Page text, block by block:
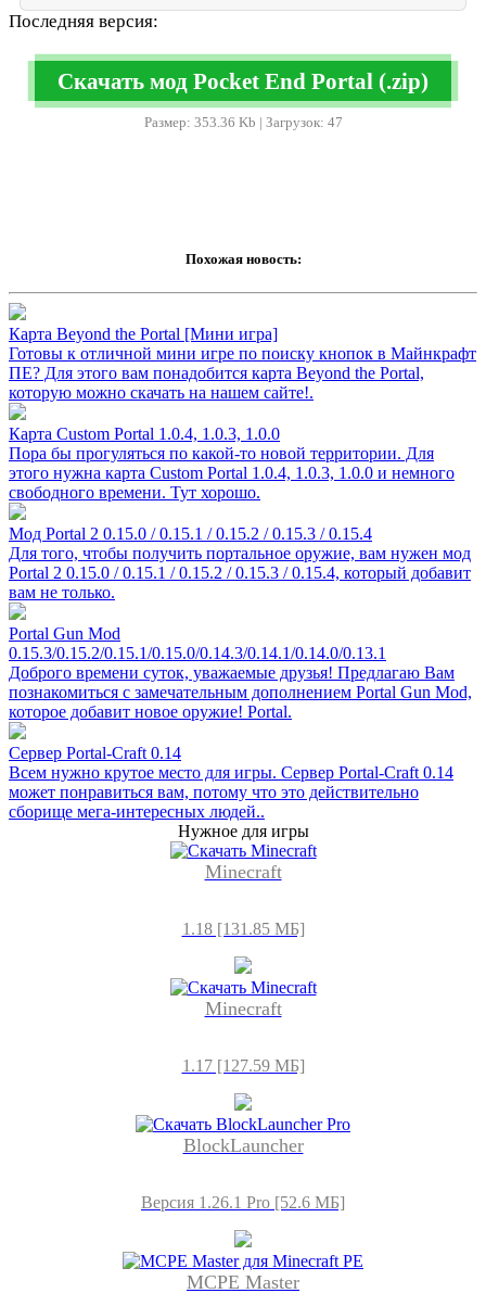
Последняя версия:
Скачать мод Pocket End Portal (.zip)
Размер: 353.36 Kb | Загрузок: 47
Похожая новость:
Карта Beyond the Portal [Мини игра]
Готовы к отличной мини игре по поиску кнопок в Майнкрафт
ПЕ? Для этого вам понадобится карта Beyond the Portal,
которую можно скачать на нашем сайте!.
Карта Custom Portal 1.0.4, 1.0.3, 1.0.0
Пора бы прогуляться по какой-то новой территории. Для
этого нужна карта Custom Portal 1.0.4, 1.0.3, 1.0.0 и немного
свободного времени. Тут хорошо.
Мод Portal 2 0.15.0 / 0.15.1 / 0.15.2 / 0.15.3 / 0.15.4
Для того, чтобы получить портальное оружие, вам нужен мод
Portal 2 0.15.0 / 0.15.1 / 0.15.2 / 0.15.3 / 0.15.4, который добавит
вам не только.
Portal Gun Mod
0.15.3/0.15.2/0.15.1/0.15.0/0.14.3/0.14.1/0.14.0/0.13.1
Доброго времени суток, уважаемые друзья! Предлагаю Вам
познакомиться с замечательным дополнением Portal Gun Mod,
которое добавит новое оружие! Portal.
Сервер Portal-Craft 0.14
Всем нужно крутое место для игры. Сервер Portal-Craft 0.14
может понравиться вам, потому что это действительно
сборище мега-интересных людей..
Нужное для игры
Minecraft
1.18 [131.85 МБ]
Minecraft
1.17 [127.59 МБ]
BlockLauncher
Версия 1.26.1 Pro [52.6 МБ]
MCPE Master